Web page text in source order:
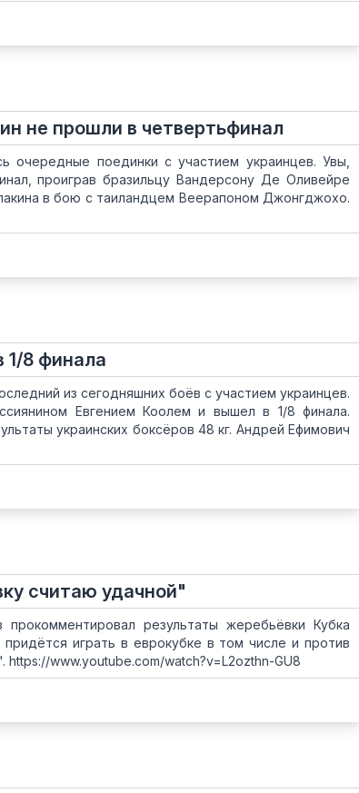
не прошли в четвертьфинал
очередные поединки с участием украинцев. Увы,
проиграв бразильцу Вандерсону Де Оливейре
в бою с таиландцем Веерапоном Джонгджохо.
1/8 финала
из сегодняшних боёв с участием украинцев.
Евгением Коолем и вышел в 1/8 финала.
украинских боксёров 48 кг. Андрей Ефимович
считаю удачной"
результаты жеребьёвки Кубка
играть в еврокубке в том числе и против
www.youtube.com/watch?v=L2ozthn-GU8